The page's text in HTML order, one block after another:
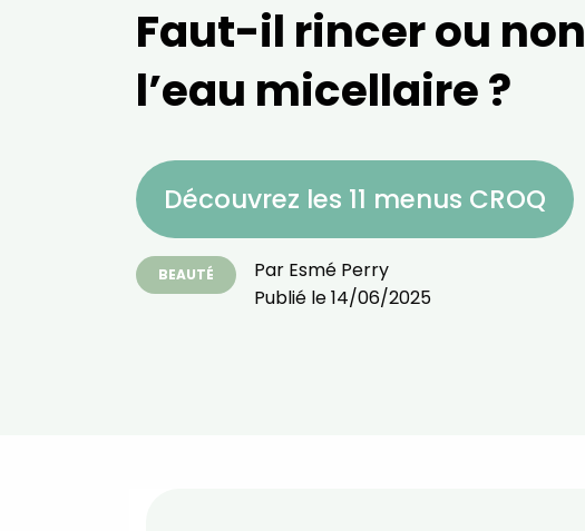
Faut-il rincer ou non
l’eau micellaire ?
Découvrez les 11 menus CROQ
BEAUTÉ Par Esmé Perry
Publié le14/06/2025